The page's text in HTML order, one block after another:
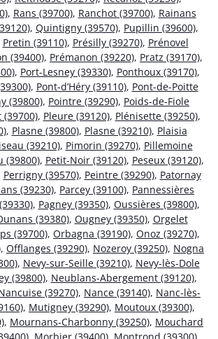
, Rans (39700), Ranchot (39700), Rainans
, Quintigny (39570), Pupillin (39600),
Pretin (39110), Présilly (39270), Prénovel
(39400), Prémanon (39220), Pratz (39170),
, Port-Lesney (39330), Ponthoux (39170),
, Pont-d’Héry (39110), Pont-de-Poitte
(39800), Pointre (39290), Poids-de-Fiole
, Pleure (39120), Plénisette (39250),
, Plasne (39800), Plasne (39210), Plaisia
(39210), Pimorin (39270), Pillemoine
(39800), Petit-Noir (39120), Peseux (39120),
Perrigny (39570), Peintre (39290), Patornay
(39230), Parcey (39100), Pannessières
, Pagney (39350), Oussières (39800),
(39380), Ougney (39350), Orgelet
(39700), Orbagna (39190), Onoz (39270),
, Offlanges (39290), Nozeroy (39250), Nogna
, Nevy-sur-Seille (39210), Nevy-lès-Dole
(39800), Neublans-Abergement (39120),
(39270), Nance (39140), Nanc-lès-
, Mutigney (39290), Moutoux (39300),
, Mournans-Charbonny (39250), Mouchard